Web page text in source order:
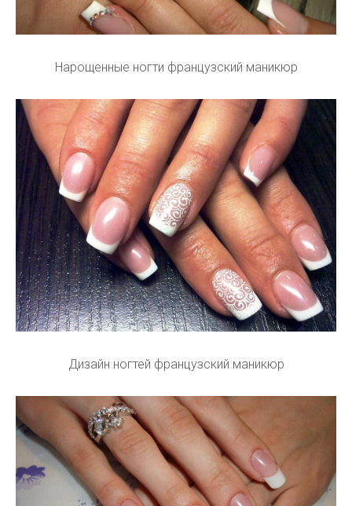
Нарощенные ногти французский маникюр
Дизайн ногтей французский маникюр